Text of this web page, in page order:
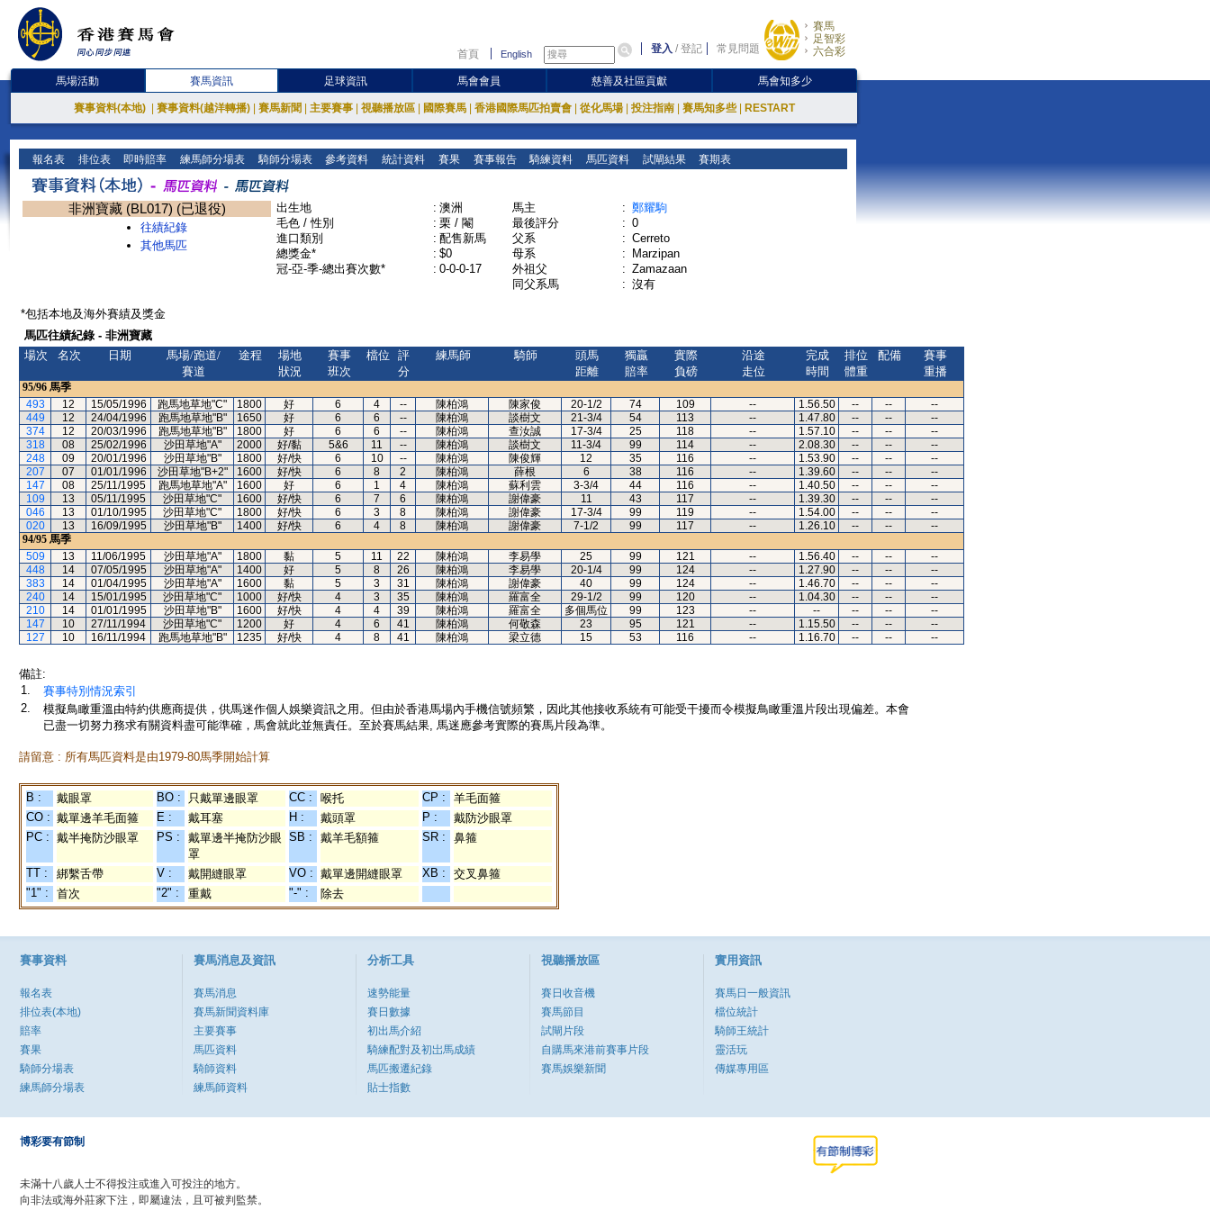
首頁 English 登入 /登記 常見問題
賽馬
足智彩
六合彩
馬場活動 賽馬資訊 足球資訊 馬會會員 慈善及社區貢獻 馬會知多少
賽事資料(本地) 賽事資料(越洋轉播) 賽馬新聞 主要賽事 視聽播放區 國際賽馬 香港國際馬匹拍賣會 從化馬場 投注指南 賽馬知多些 RESTART
報名表 排位表 即時賠率 練馬師分場表 騎師分場表 參考資料 統計資料 賽果 賽事報告 騎練資料 馬匹資料 試閘結果 賽期表
非洲寶藏 (BL017) (已退役)
往績紀錄
其他馬匹
出生地 : 澳洲
毛色 / 性別
: 栗 / 閹
進口類別
: 配售新馬
總獎金*
: $0
冠-亞-季-總出賽次數*
: 0-0-0-17
馬主 : 鄭耀駒
最後評分
: 0
父系
: Cerreto
母系
:
Marzipan
外祖父
: Zamazaan
同父系馬
: 沒有
*包括本地及海外賽績及獎金
馬匹往績紀錄 - 非洲寶藏
場次
名次 日期
馬場/跑道/
賽道
途程
場地
狀況
賽事
班次
檔位
評
分
練馬師 騎師
頭馬
距離
獨贏
賠率
實際
負磅
沿途
走位
完成
時間
排位
體重
配備
賽事
重播
95/96 馬季
493
12 15/05/1996 跑馬地草地"C" 1800 好 6 4 -- 陳柏鴻 陳家俊 20-1/2 74 109 -- 1.56.50 -- --
--
449
12 24/04/1996 跑馬地草地"B" 1650 好 6 6 -- 陳柏鴻 談樹文 21-3/4 54 113 -- 1.47.80 -- --
--
374
12 20/03/1996 跑馬地草地"B" 1800 好 6 6 -- 陳柏鴻 查汝誠 17-3/4 25 118 -- 1.57.10 -- --
--
318
08 25/02/1996 沙田草地"A" 2000 好/黏 5&6 11 -- 陳柏鴻 談樹文 11-3/4 99 114 -- 2.08.30 -- --
--
248
09 20/01/1996 沙田草地"B" 1800 好/快 6 10 -- 陳柏鴻 陳俊輝 12 35 116 -- 1.53.90 -- --
--
207
07 01/01/1996 沙田草地"B+2" 1600 好/快 6 8 2 陳柏鴻 薛根 6 38 116 -- 1.39.60 -- --
--
147
08 25/11/1995 跑馬地草地"A" 1600 好 6 1 4 陳柏鴻 蘇利雲 3-3/4 44 116 -- 1.40.50 -- --
--
109
13 05/11/1995 沙田草地"C" 1600 好/快 6 7 6 陳柏鴻 謝偉豪 11 43 117 -- 1.39.30 -- --
--
046
13 01/10/1995 沙田草地"C" 1800 好/快 6 3 8 陳柏鴻 謝偉豪 17-3/4 99 119 -- 1.54.00 -- --
--
020
13 16/09/1995 沙田草地"B" 1400 好/快 6 4 8 陳柏鴻 謝偉豪 7-1/2 99 117 -- 1.26.10 -- --
--
94/95 馬季
509
13 11/06/1995 沙田草地"A" 1800 黏 5 11 22 陳柏鴻 李易學 25 99 121 -- 1.56.40 -- --
--
448
14 07/05/1995 沙田草地"A" 1400 好 5 8 26 陳柏鴻 李易學 20-1/4 99 124 -- 1.27.90 -- --
--
383
14 01/04/1995 沙田草地"A" 1600 黏 5 3 31 陳柏鴻 謝偉豪 40 99 124 -- 1.46.70 -- --
--
240
14 15/01/1995 沙田草地"C" 1000 好/快 4 3 35 陳柏鴻 羅富全 29-1/2 99 120 -- 1.04.30 -- --
--
210
14 01/01/1995 沙田草地"B" 1600 好/快 4 4 39 陳柏鴻 羅富全 多個馬位 99 123 -- -- -- --
--
147
10 27/11/1994 沙田草地"C" 1200 好 4 6 41 陳柏鴻 何敬森 23 95 121 -- 1.15.50 -- --
--
127
10 16/11/1994 跑馬地草地"B" 1235 好/快 4 8 41 陳柏鴻 梁立德 15 53 116 -- 1.16.70 -- -- --
備註:
1.
賽事特別情況索引
2.
模擬鳥瞰重溫由特約供應商提供，供馬迷作個人娛樂資訊之用。但由於香港馬場內手機信號頻繁，因此其他接收系統有可能受干擾而令模擬鳥瞰重溫片段出現偏差。本會
已盡一切努力務求有關資料盡可能準確，馬會就此並無責任。至於賽馬結果, 馬迷應參考實際的賽馬片段為準。
請留意 : 所有馬匹資料是由1979-80馬季開始計算
B : 戴眼罩 BO : 只戴單邊眼罩 CC : 喉托 CP :
羊毛面箍
CO : 戴單邊羊毛面箍 E : 戴耳塞 H : 戴頭罩 P :
戴防沙眼罩
PC : 戴半掩防沙眼罩 PS :
戴單邊半掩防沙眼
罩
SB : 戴羊毛額箍 SR : 鼻箍
TT : 綁繫舌帶 V : 戴開縫眼罩 VO : 戴單邊開縫眼罩 XB :
交叉鼻箍
"1" :
首次 "2" : 重戴 "-" : 除去
賽事資料
報名表
排位表(本地)
賠率
賽果
騎師分場表
練馬師分場表
賽馬消息及資訊
賽馬消息
賽馬新聞資料庫
主要賽事
馬匹資料
騎師資料
練馬師資料
分析工具
速勢能量
賽日數據
初出馬介紹
騎練配對及初岀馬成績
馬匹搬遷紀錄
貼士指數
視聽播放區
賽日收音機
賽馬節目
試閘片段
自購馬來港前賽事片段
賽馬娛樂新聞
實用資訊
賽馬日一般資訊
檔位統計
騎師王統計
靈活玩
傳媒專用區
博彩要有節制
未滿十八歲人士不得投注或進入可投注的地方。
向非法或海外莊家下注，即屬違法，且可被判監禁。